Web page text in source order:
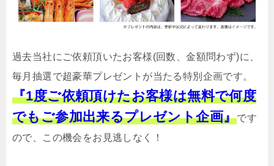
過去当社にご依頼頂いたお客様(回数、金額問わず)に、
毎月抽選で超豪華プレゼントが当たる特別企画です。
『1度ご依頼頂けたお客様は無料で何度
でもご参加出来るプレゼント企画』です
ので、この機会をお見逃しなく！